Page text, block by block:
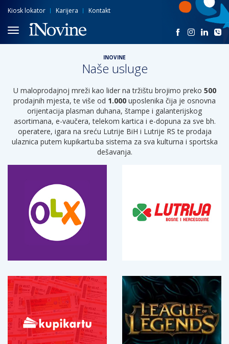
Kiosk lokator Karijera Kontakt
INOVINE
Naše usluge
U maloprodajnoj mreži kao lider na tržištu brojimo preko 500
prodajnih mjesta, te više od 1.000 uposlenika čija je osnovna
orijentacija plasman duhana, štampe i galanterijskog
asortimana, e-vaučera, telekom kartica i e-dopuna za sve bh.
operatere, igara na sreću Lutrije BiH i Lutrije RS te prodaja
ulaznica putem kupikartu.ba sistema za sva kulturna i sportska
dešavanja.